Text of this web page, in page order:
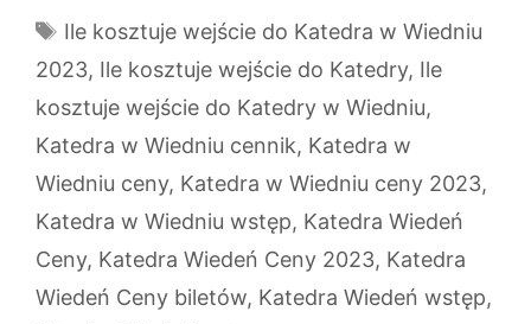
Tagi
Ile kosztuje wejście do Katedra w Wiedniu
2023, Ile kosztuje wejście do Katedry, Ile
kosztuje wejście do Katedry w Wiedniu,
Katedra w Wiedniu cennik, Katedra w
Wiedniu ceny, Katedra w Wiedniu ceny 2023,
Katedra w Wiedniu wstęp, Katedra Wiedeń
Ceny, Katedra Wiedeń Ceny 2023, Katedra
Wiedeń Ceny biletów, Katedra Wiedeń wstęp,